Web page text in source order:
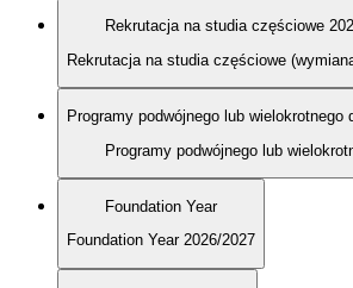
Rekrutacja na studia częściowe
Rekrutacja na studia częściowe
Programy podwójnego lub wielokrotnego
Programy podwójnego lub
Foundation Year
Foundation Year 2026/2027